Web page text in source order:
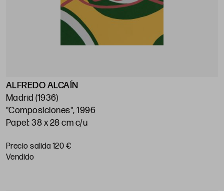
ALFREDO ALCAÍN
Madrid (1936)
"Composiciones", 1996
Papel: 38 x 28 cm c/u
Precio salida 120 €
vendido